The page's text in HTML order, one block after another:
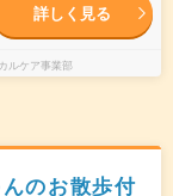
詳しく見る
ルケア事業部
のお散歩付